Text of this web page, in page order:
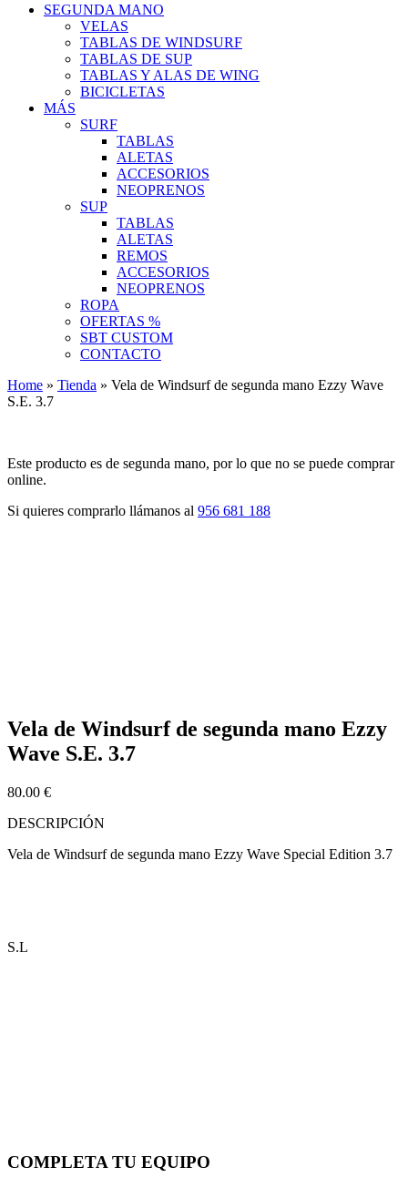
SEGUNDA MANO
VELAS
TABLAS DE WINDSURF
TABLAS DE SUP
TABLAS Y ALAS DE WING
BICICLETAS
MÁS
SURF
TABLAS
ALETAS
ACCESORIOS
NEOPRENOS
SUP
TABLAS
ALETAS
REMOS
ACCESORIOS
NEOPRENOS
ROPA
OFERTAS %
SBT CUSTOM
CONTACTO
Home » Tienda » Vela de Windsurf de segunda mano Ezzy Wave
S.E. 3.7
Este producto es de segunda mano, por lo que no se puede comprar
online.
Si quieres comprarlo llámanos al 956 681 188
Vela de Windsurf de segunda mano Ezzy
Wave S.E. 3.7
80.00 €
DESCRIPCIÓN
Vela de Windsurf de segunda mano Ezzy Wave Special Edition 3.7
S.L
COMPLETA TU EQUIPO